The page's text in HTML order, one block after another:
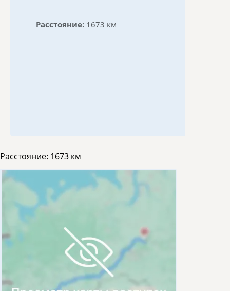
Расстояние: 1673 км
Расстояние: 1673 км